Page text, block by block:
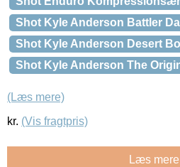
Shot Kyle Anderson Battler
Shot Kyle Anderson Desert
Shot Kyle Anderson The
(Læs mere)
kr. (Vis fragtpris)
Læs